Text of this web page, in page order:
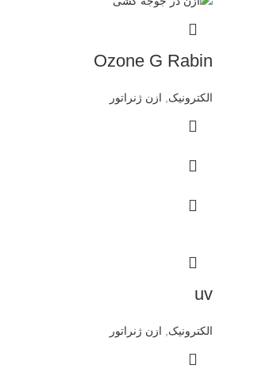
Ozone G Rabin
الکترونیک ازن ژنراتور
uv
الکترونیک ازن ژنراتور